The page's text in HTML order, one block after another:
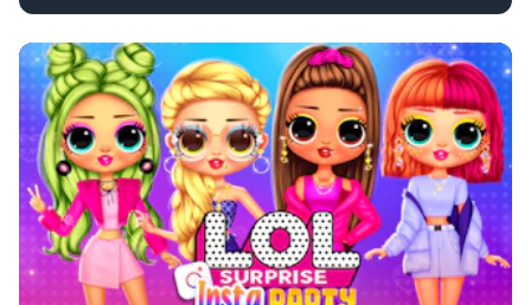
Play Yummy Toast online free. kids game, no download